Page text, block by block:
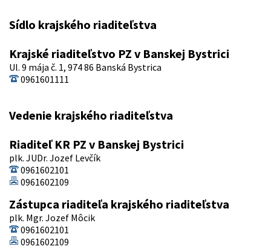
Sídlo krajského riaditeľstva
Krajské riaditeľstvo PZ v Banskej Bystrici
Ul. 9 mája č. 1, 974 86 Banská Bystrica
0961601111
Vedenie krajského riaditeľstva
Riaditeľ KR PZ v Banskej Bystrici
plk. JUDr. Jozef Levčík
0961602101
0961602109
Zástupca riaditeľa krajského riaditeľstva
plk. Mgr. Jozef Môcik
0961602101
0961602109